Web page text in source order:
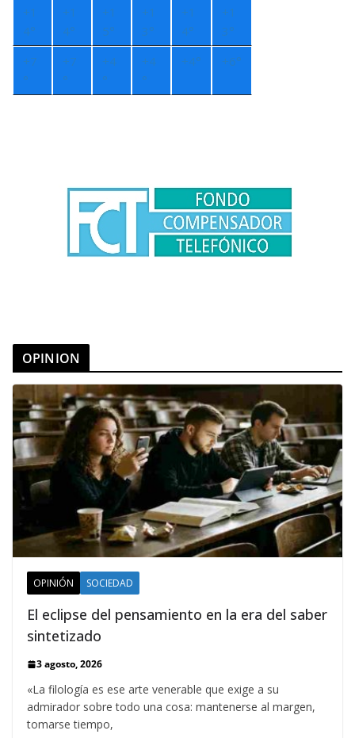
+1
4°
+1
4°
+1
5°
+1
3°
+1
4°
+1
3°
+7
°
+7
°
+4
°
+4
°
+4° +6°
OPINION
OPINIÓN SOCIEDAD
El eclipse del pensamiento en la era del saber
sintetizado
3 agosto, 2026
«La filología es ese arte venerable que exige a su
admirador sobre todo una cosa: mantenerse al margen,
tomarse tiempo,